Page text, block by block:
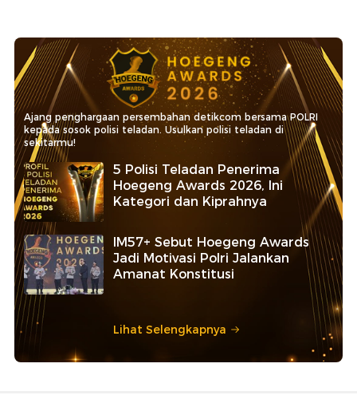
Ajang penghargaan persembahan detikcom bersama POLRI
kepada sosok polisi teladan. Usulkan polisi teladan di
sekitarmu!
5 Polisi Teladan Penerima
Hoegeng Awards 2026, Ini
Kategori dan Kiprahnya
IM57+ Sebut Hoegeng Awards
Jadi Motivasi Polri Jalankan
Amanat Konstitusi
Lihat Selengkapnya